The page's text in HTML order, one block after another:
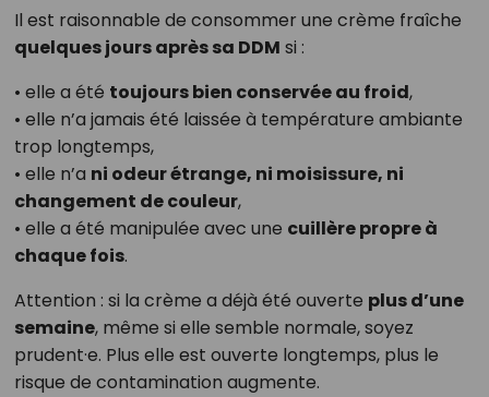
Il est raisonnable de consommer une crème fraîche
quelques jours après sa DDM si :
• elle a été toujours bien conservée au froid,
• elle n’a jamais été laissée à température ambiante
trop longtemps,
• elle n’a ni odeur étrange, ni moisissure, ni
changement de couleur,
• elle a été manipulée avec une cuillère propre à
chaque fois.
Attention : si la crème a déjà été ouverte plus d’une
semaine, même si elle semble normale, soyez
prudent·e. Plus elle est ouverte longtemps, plus le
risque de contamination augmente.